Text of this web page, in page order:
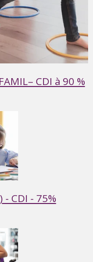
CDI à 90 %
CDI - 75%